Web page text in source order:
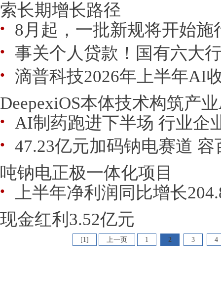
索长期增长路径
● 8月起，一批新规将开始施
● 事关个人贷款！国有六大
● 滴普科技2026年上半年AI
DeepexiOS本体技术构筑产
● AI制药跑进下半场 行业企
● 47.23亿元加码钠电赛道
吨钠电正极一体化项目
● 上半年净利润同比增长
现金红利3.52亿元
[1] 上一页 1 2 3 4